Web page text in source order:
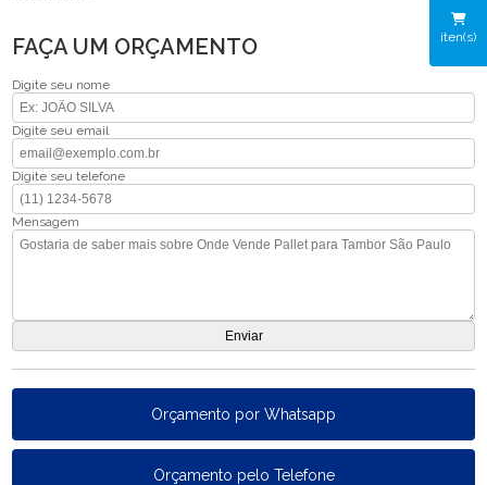
iten(s)
FAÇA UM ORÇAMENTO
Digite seu nome
Digite seu email
Digite seu telefone
Mensagem
Orçamento por Whatsapp
Orçamento pelo Telefone